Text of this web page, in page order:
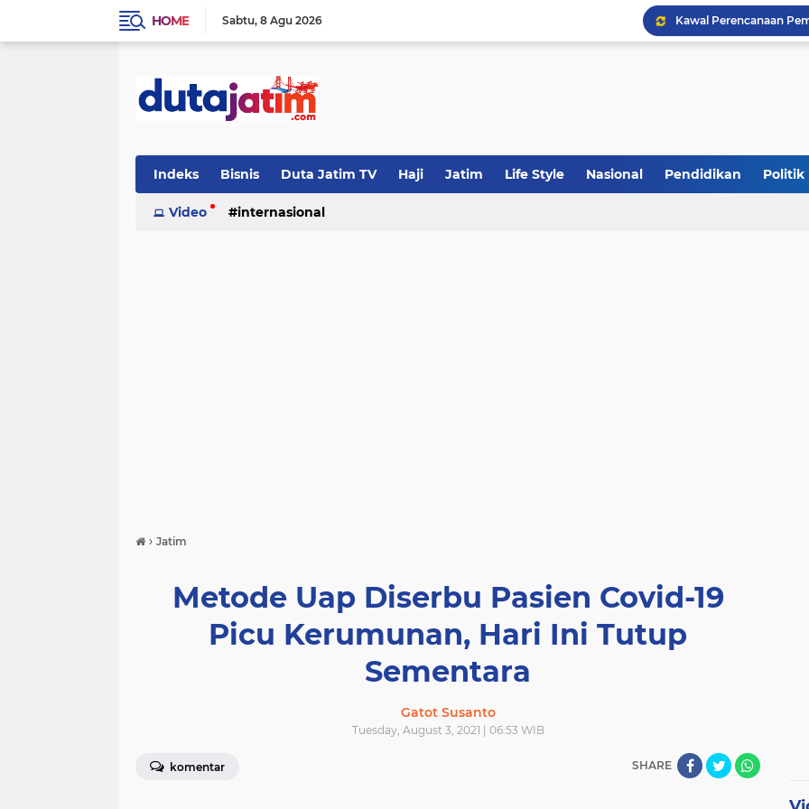
HOME Sabtu 8 Agu 2026
Sinergi Fiskal Moneter:
Indeks Bisnis Duta Jatim TV Haji Jatim Life Style Nasional Pendidikan Politik
Video internasional
› Jatim
Metode Uap Diserbu Pasien Covid-19
Picu Kerumunan, Hari Ini Tutup
Sementara
Gatot Susanto
Tuesday, August 3, 2021 | 06:53 WIB
komentar SHARE